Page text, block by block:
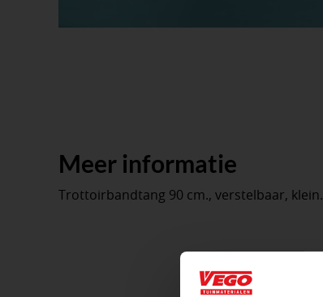
Meer informatie
Trottoirbandtang 90 cm., verstelbaar, klein.